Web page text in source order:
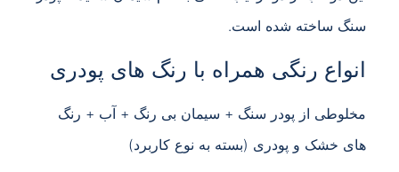
سنگ ساخته شده است.
انواع رنگی همراه با رنگ های پودری
مخلوطی از پودر سنگ + سیمان بی رنگ + آب + رنگ
های خشک و پودری (بسته به نوع کاربرد)